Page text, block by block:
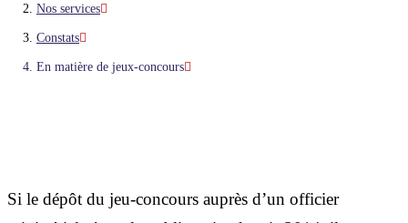
Nos services
Constats
En matière de jeux-concours
Si le dépôt du jeu-concours auprès d’un officier